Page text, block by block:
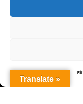
Translate »